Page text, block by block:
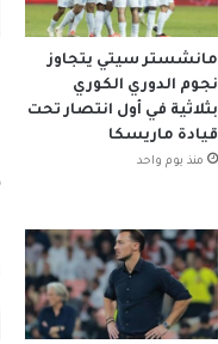
مانشستر سيتي يتجاوز
نجوم الدوري الكوري
بثلاثية في أول انتصار تحت
قيادة ماريسكا
منذ يوم واحد